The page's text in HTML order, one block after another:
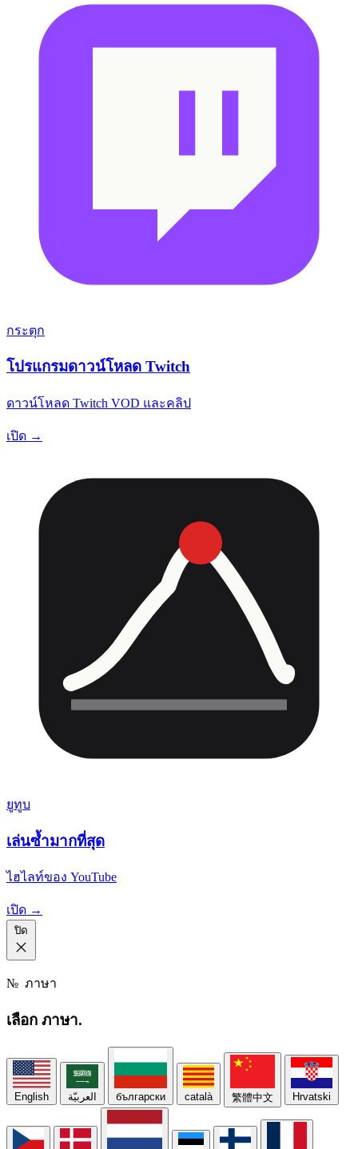
กระตุก
โปรแกรมดาวน์โหลด Twitch
ดาวน์โหลด Twitch VOD และคลิป
เปิด →
ยูทูบ
เล่นซ้ำมากที่สุด
ไฮไลท์ของ YouTube
เปิด →
ปิด
№ ภาษา
เลือก ภาษา.
English العربيّة български català 繁體中文 Hrvatski